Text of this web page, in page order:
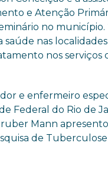
e Atenção
no município.
nas
nos serviços
e enfermeiro
Federal do Rio de
Mann
de